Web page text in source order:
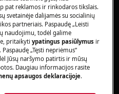
pat reklamos ir rinkodaros tikslais.
svetainėje dalijamės su socialinių
partneriais. Paspaudę „Leisti
naudojimu, todėl galime
pritaikytiypatingus pasiūlymus ir
„Tęsti nepriėmus“
Jūsų naršymo patirtis ir mūsų
Daugiau informacijos rasite
apsaugos deklaracijoje.